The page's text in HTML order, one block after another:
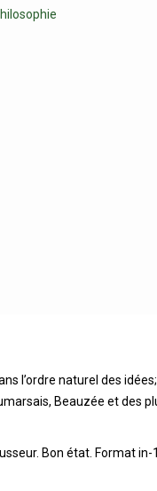
l’ordre naturel des
Beauzée et des
Bon état. Format in-